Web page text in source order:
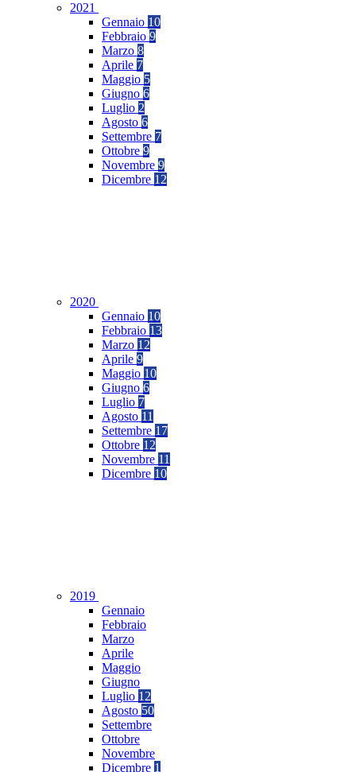
2021
Gennaio 10
Febbraio 9
Marzo 8
Aprile 7
Maggio 5
Giugno 6
Luglio 2
Agosto 6
Settembre 7
Ottobre 9
Novembre 9
Dicembre 12
2020
Gennaio 10
Febbraio 13
Marzo 12
Aprile 9
Maggio 10
Giugno 6
Luglio 7
Agosto 11
Settembre 17
Ottobre 12
Novembre 11
Dicembre 10
2019
Gennaio
Febbraio
Marzo
Aprile
Maggio
Giugno
Luglio 12
Agosto 50
Settembre
Ottobre
Novembre
Dicembre 1